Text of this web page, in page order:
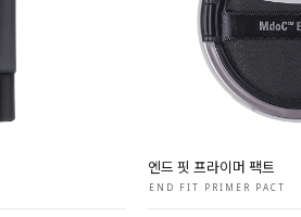
엔드 핏 프라이머 팩트
END FIT PRIMER PACT